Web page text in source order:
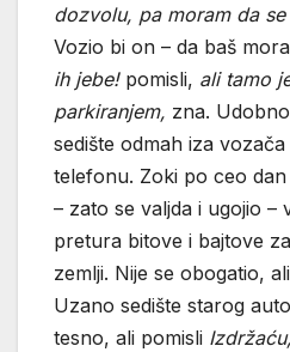
dozvolu, pa moram da
Vozio bi on – da baš
ih jebe! pomisli, ali tamo
parkiranjem, zna.
sedište odmah iza
telefonu. Zoki po ceo
– zato se valjda i ugojio –
pretura bitove i bajtove
zemlji. Nije se obogatio,
Uzano sedište starog
tesno, ali pomisli